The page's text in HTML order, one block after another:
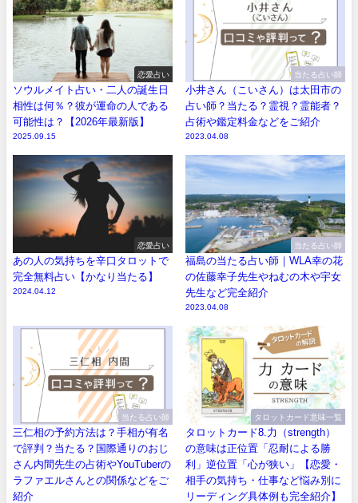
恋愛占い
ソウルメイト占い・二人の誕生日
相性は何％？彼が運命の人である
可能性は？【2026年最新版】
2025.09.15
当たる占い師
小井さん（こいさん）は太田市の
占い師？当たる？霊視？霊能者？
占術や鑑定料金などをご紹介
2023.04.08
恋愛占い
あの人の気持ちを辛口タロットで
完全無料占い【かなり当たる】
2024.04.12
当たる占い師
福島の当たる占い師｜WLA幸の花
の佐藤幸子先生やねむの木や宇女
先生など完全紹介
2023.04.08
当たる占い師
三仁相の予約方法は？手相が有名
で評判？当たる？国際通りのおじ
さん内間先生の占術やYouTuberの
ラファエルさんとの関係などをご
紹介
タロットカード意味一覧
タロットカード8.力（strength）
の意味は正位置「忍耐による勝
利」逆位置「心が狭い」【恋愛・
相手の気持ち・仕事など悩み別に
リーディング具体例も完全紹介】